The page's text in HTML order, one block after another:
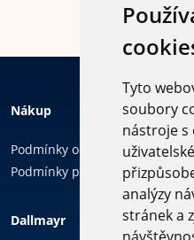
Tyto
soubory
nástroje s
analýzy
stránek a
Nákup
Podmínky ochrany osobních
Podmínky používání cookies
Dallmayr